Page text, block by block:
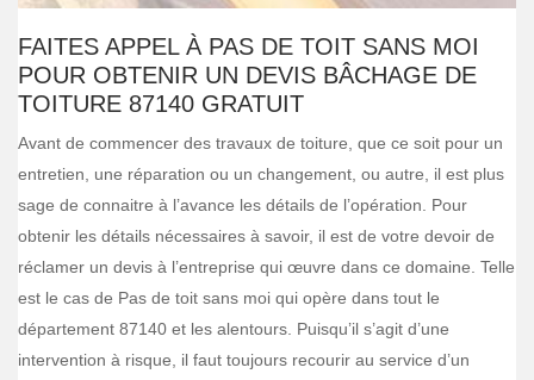
FAITES APPEL À PAS DE TOIT SANS MOI
POUR OBTENIR UN DEVIS BÂCHAGE DE
TOITURE 87140 GRATUIT
Avant de commencer des travaux de toiture, que ce soit pour un
entretien, une réparation ou un changement, ou autre, il est plus
sage de connaitre à l’avance les détails de l’opération. Pour
obtenir les détails nécessaires à savoir, il est de votre devoir de
réclamer un devis à l’entreprise qui œuvre dans ce domaine. Telle
est le cas de Pas de toit sans moi qui opère dans tout le
département 87140 et les alentours. Puisqu’il s’agit d’une
intervention à risque, il faut toujours recourir au service d’un